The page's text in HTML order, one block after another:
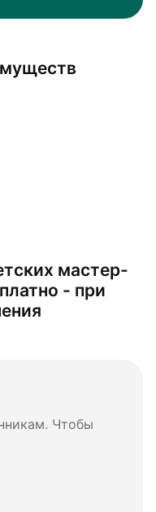
мастер-
- при
Чтобы